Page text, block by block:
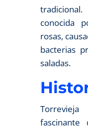
conocida
rosas,
bacterias
saladas.